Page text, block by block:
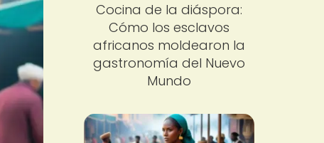
Cocina de la diáspora:
Cómo los esclavos
africanos moldearon la
gastronomía del Nuevo
Mundo